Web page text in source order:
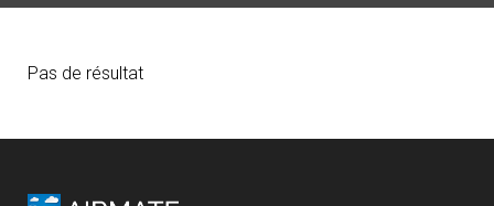
Pas de résultat